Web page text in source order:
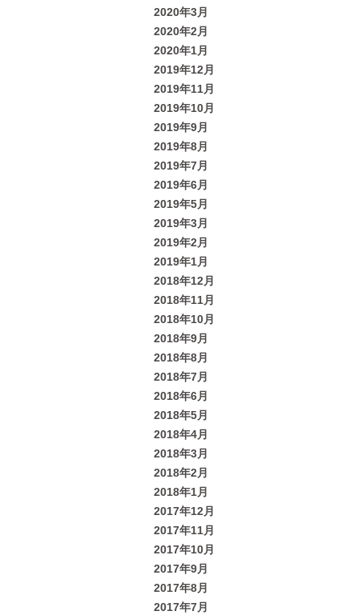
2020年3月
2020年2月
2020年1月
2019年12月
2019年11月
2019年10月
2019年9月
2019年8月
2019年7月
2019年6月
2019年5月
2019年3月
2019年2月
2019年1月
2018年12月
2018年11月
2018年10月
2018年9月
2018年8月
2018年7月
2018年6月
2018年5月
2018年4月
2018年3月
2018年2月
2018年1月
2017年12月
2017年11月
2017年10月
2017年9月
2017年8月
2017年7月